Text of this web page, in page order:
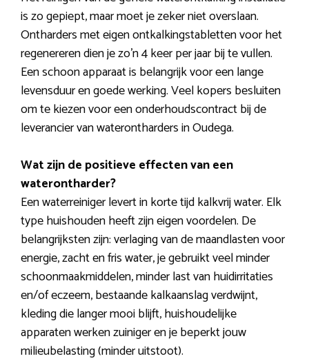
is zo gepiept, maar moet je zeker niet overslaan.
Ontharders met eigen ontkalkingstabletten voor het
regenereren dien je zo’n 4 keer per jaar bij te vullen.
Een schoon apparaat is belangrijk voor een lange
levensduur en goede werking. Veel kopers besluiten
om te kiezen voor een onderhoudscontract bij de
leverancier van waterontharders in Oudega.
Wat zijn de positieve effecten van een
waterontharder?
Een waterreiniger levert in korte tijd kalkvrij water. Elk
type huishouden heeft zijn eigen voordelen. De
belangrijksten zijn: verlaging van de maandlasten voor
energie, zacht en fris water, je gebruikt veel minder
schoonmaakmiddelen, minder last van huidirritaties
en/of eczeem, bestaande kalkaanslag verdwijnt,
kleding die langer mooi blijft, huishoudelijke
apparaten werken zuiniger en je beperkt jouw
milieubelasting (minder uitstoot).